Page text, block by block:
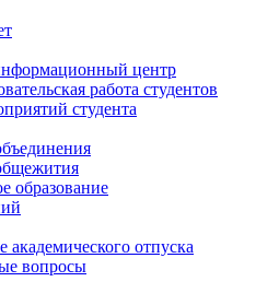
центр
работа студентов
студента
образование
академического отпуска
вопросы